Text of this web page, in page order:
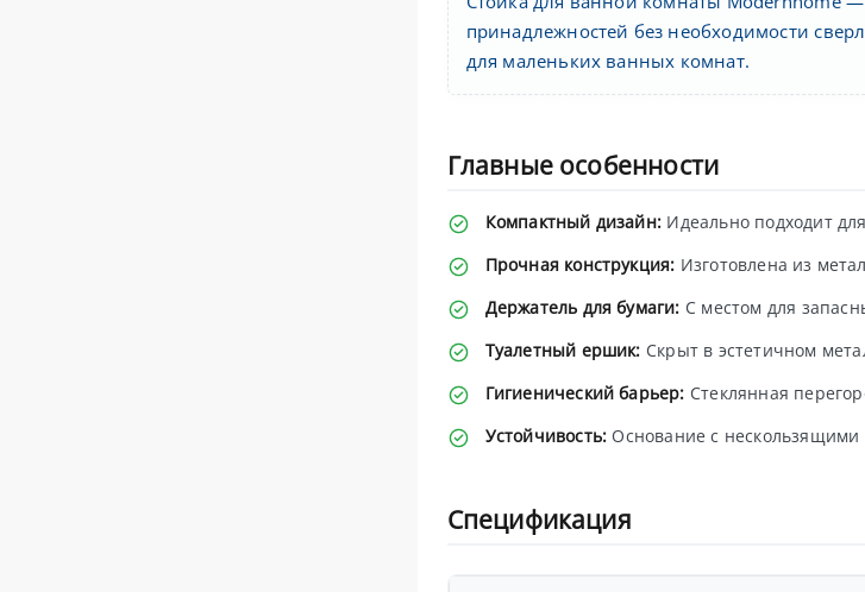
принадлежностей без необходимости
для маленьких ванных комнат.
Главные особенности
Компактный дизайн: Идеально подходит
Прочная конструкция: Изготовлена из
Держатель для бумаги: С местом для
Туалетный ершик: Скрыт в эстетичном
Гигиенический барьер: Стеклянная
Устойчивость: Основание с
Спецификация